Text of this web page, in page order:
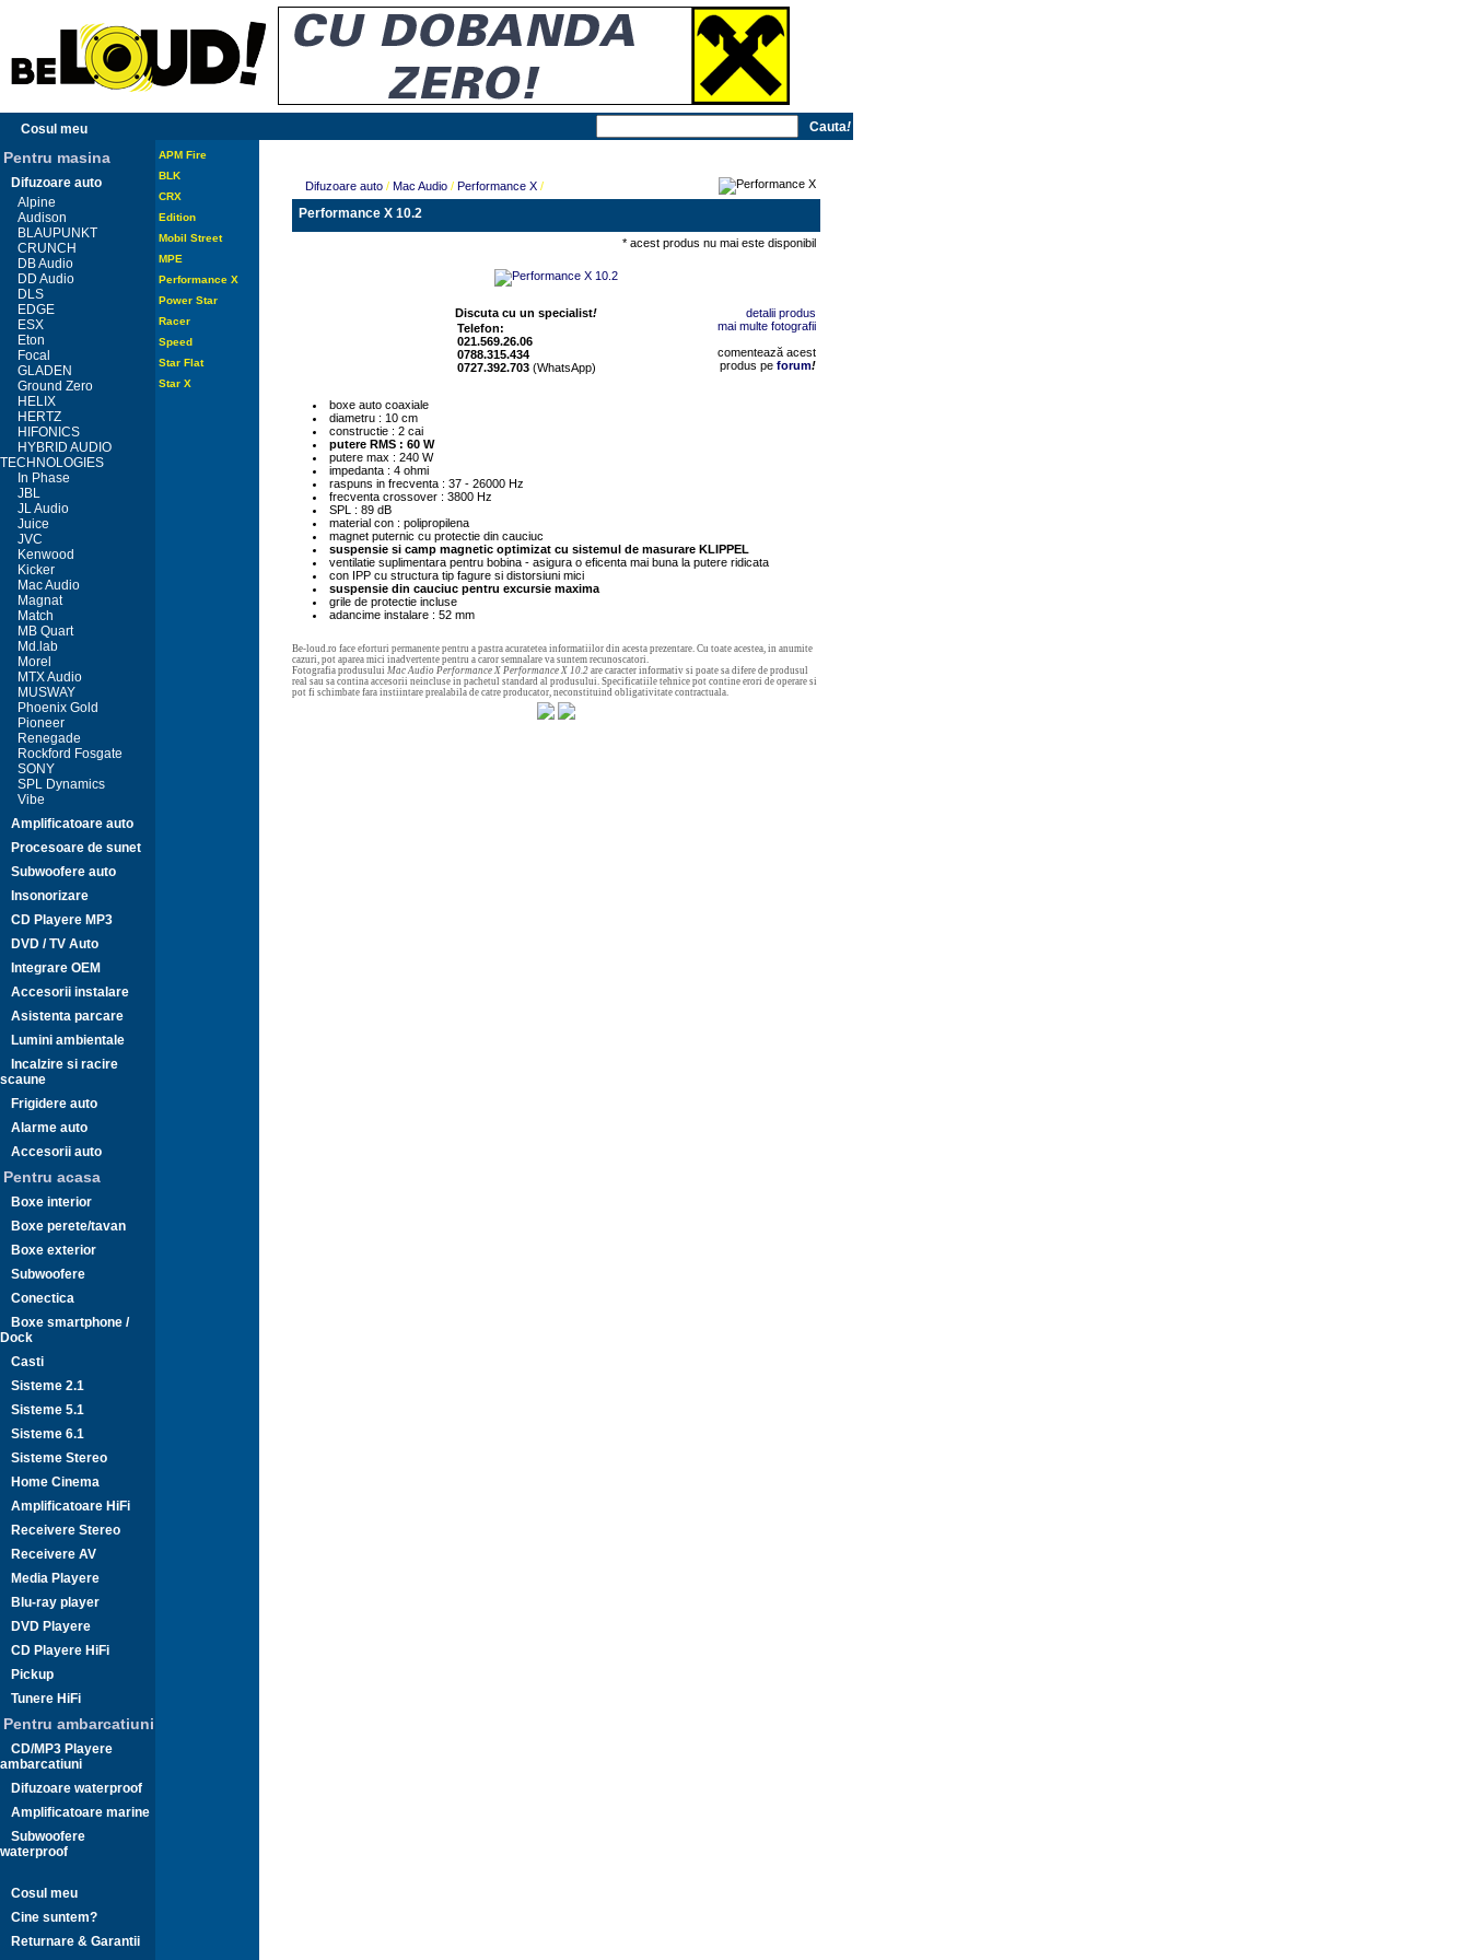
Cosul meu Cauta!
Pentru masina
Difuzoare auto
Alpine
Audison
BLAUPUNKT
CRUNCH
DB Audio
DD Audio
DLS
EDGE
ESX
Eton
Focal
GLADEN
Ground Zero
HELIX
HERTZ
HIFONICS
HYBRID AUDIO
TECHNOLOGIES
In Phase
JBL
JL Audio
Juice
JVC
Kenwood
Kicker
Mac Audio
Magnat
Match
MB Quart
Md.lab
Morel
MTX Audio
MUSWAY
Phoenix Gold
Pioneer
Renegade
Rockford Fosgate
SONY
SPL Dynamics
Vibe
Amplificatoare auto
Procesoare de sunet
Subwoofere auto
Insonorizare
CD Playere MP3
DVD / TV Auto
Integrare OEM
Accesorii instalare
Asistenta parcare
Lumini ambientale
Incalzire si racire
scaune
Frigidere auto
Alarme auto
Accesorii auto
Pentru acasa
Boxe interior
Boxe perete/tavan
Boxe exterior
Subwoofere
Conectica
Boxe smartphone /
Dock
Casti
Sisteme 2.1
Sisteme 5.1
Sisteme 6.1
Sisteme Stereo
Home Cinema
Amplificatoare HiFi
Receivere Stereo
Receivere AV
Media Playere
Blu-ray player
DVD Playere
CD Playere HiFi
Pickup
Tunere HiFi
Pentru ambarcatiuni
CD/MP3 Playere
ambarcatiuni
Difuzoare waterproof
Amplificatoare marine
Subwoofere
waterproof
Cosul meu
Cine suntem?
Returnare & Garantii
APM Fire
BLK
CRX
Edition
Mobil Street
MPE
Performance X
Power Star
Racer
Speed
Star Flat
Star X
Difuzoare auto/ Mac Audio/ Performance X/
Performance X 10.2
* acest produs nu mai este disponibil
Discuta cu un specialist!
Telefon:
021.569.26.06
0788.315.434
0727.392.703 (WhatsApp)
detalii produs
mai multe fotografii
comentează acest
produs pe forum!
boxe auto coaxiale
diametru : 10 cm
constructie : 2 cai
putere RMS : 60 W
putere max : 240 W
impedanta : 4 ohmi
raspuns in frecventa : 37 - 26000 Hz
frecventa crossover : 3800 Hz
SPL : 89 dB
material con : polipropilena
magnet puternic cu protectie din cauciuc
suspensie si camp magnetic optimizat cu sistemul de masurare KLIPPEL
ventilatie suplimentara pentru bobina - asigura o eficenta mai buna la putere ridicata
con IPP cu structura tip fagure si distorsiuni mici
suspensie din cauciuc pentru excursie maxima
grile de protectie incluse
adancime instalare : 52 mm
Be-loud.ro face eforturi permanente pentru a pastra acuratetea informatiilor din acesta prezentare. Cu toate acestea, in anumite
cazuri, pot aparea mici inadvertente pentru a caror semnalare va suntem recunoscatori.
Fotografia produsului Mac Audio Performance X Performance X 10.2 are caracter informativ si poate sa difere de produsul
real sau sa contina accesorii neincluse in pachetul standard al produsului. Specificatiile tehnice pot contine erori de operare si
pot fi schimbate fara instiintare prealabila de catre producator, neconstituind obligativitate contractuala.